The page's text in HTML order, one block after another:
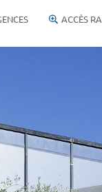
ACCÈS